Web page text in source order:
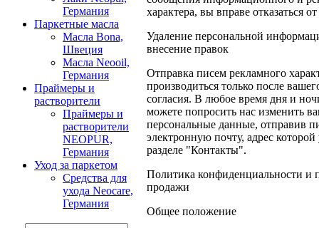
Германия
Паркетные масла
Масла Bona,
Швеция
Масла Neooil,
Германия
Праймеры и
растворители
Праймеры и
растворители
NEOPUR,
Германия
Уход за паркетом
Средства для
ухода Neocare,
Германия
характера, вы вправе отказаться
Удаление персональной
внесение правок
Отправка писем рекламного
производиться только после
согласия. В любое время дня и
можете попросить нас изменить
персональные данные, отправив
электронную почту, адрес которой
разделе "Контакты".
Политика конфиденциальности и
продажи
Общее положение